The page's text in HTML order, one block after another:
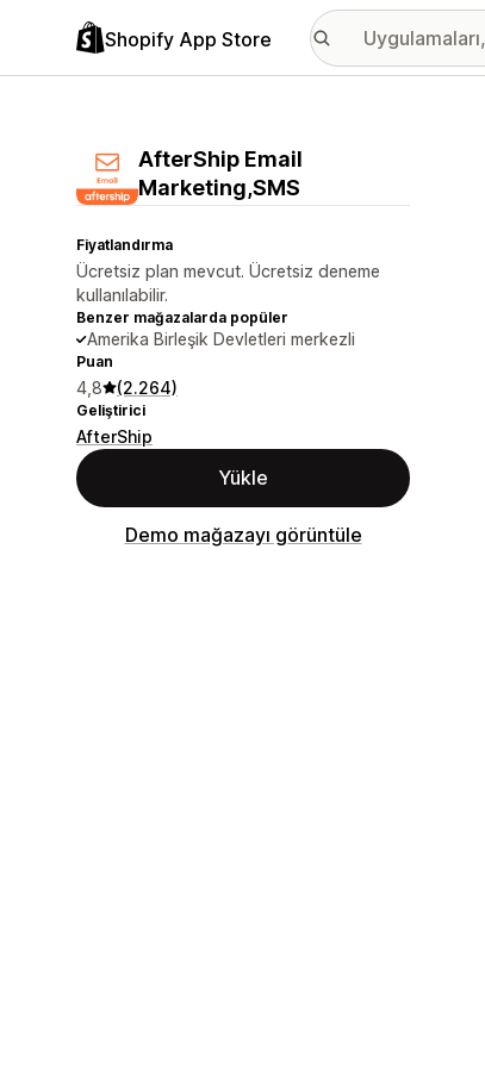
Shopify App Store
AfterShip Email
Marketing,SMS
Fiyatlandırma
Ücretsiz plan mevcut. Ücretsiz deneme
kullanılabilir.
Benzer mağazalarda popüler
Amerika Birleşik Devletleri merkezli
Puan
4,8 (2.264)
Geliştirici
AfterShip
Yükle
Demo mağazayı görüntüle